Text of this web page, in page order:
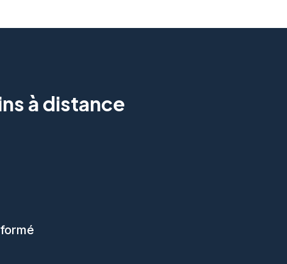
à distance